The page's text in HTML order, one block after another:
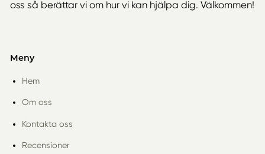
oss så berättar vi om hur vi kan hjälpa dig. Välkommen!
Meny
Hem
Om oss
Kontakta oss
Recensioner